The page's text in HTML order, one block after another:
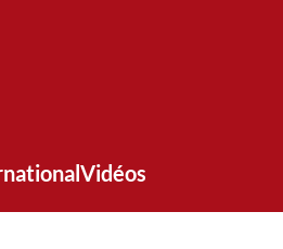
Vidéos